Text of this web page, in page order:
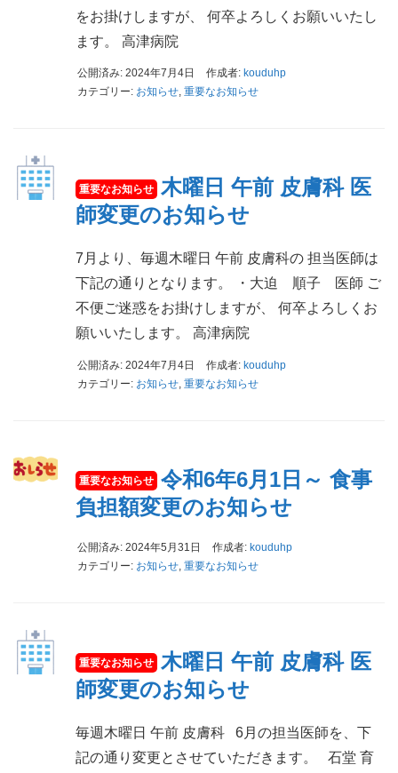
をお掛けしますが、 何卒よろしくお願いいたし
ます。 高津病院
公開済み: 2024年7月4日 作成者: kouduhp
カテゴリー: お知らせ,重要なお知らせ
木曜日 午前 皮膚科 医
師変更のお知らせ
7月より、毎週木曜日 午前 皮膚科の 担当医師は
下記の通りとなります。 ・大迫 順子 医師 ご
不便ご迷惑をお掛けしますが、 何卒よろしくお
願いいたします。 高津病院
公開済み: 2024年7月4日 作成者: kouduhp
カテゴリー: お知らせ ,重要なお知らせ
令和6年6月1日～ 食事
負担額変更のお知らせ
公開済み: 2024年5月31日 作成者: kouduhp
カテゴリー: お知らせ ,重要なお知らせ
木曜日 午前 皮膚科 医
師変更のお知らせ
毎週木曜日 午前 皮膚科 6月の担当医師を、下
記の通り変更とさせていただきます。 石堂 育